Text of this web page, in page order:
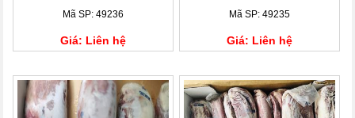
Mã SP: 49236
Giá: Liên hệ
Mã SP: 49235
Giá: Liên hệ